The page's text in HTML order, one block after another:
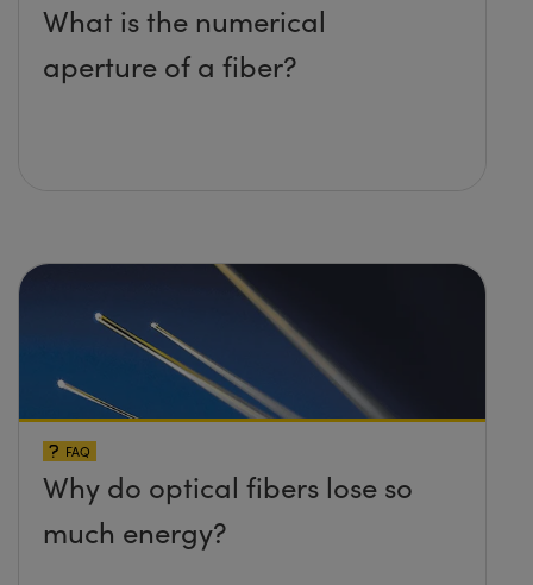
What is the numerical
aperture of a fiber?
FAQ
Why do optical fibers lose so
much energy?